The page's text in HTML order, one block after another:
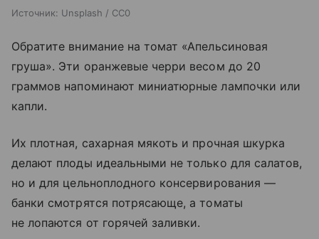
Источник: Unsplash / CC0
Обратите внимание на томат «Апельсиновая
груша». Эти оранжевые черри весом до 20
граммов напоминают миниатюрные лампочки или
капли.
Их плотная, сахарная мякоть и прочная шкурка
делают плоды идеальными не только для салатов,
но и для цельноплодного консервирования —
банки смотрятся потрясающе, а томаты
не лопаются от горячей заливки.